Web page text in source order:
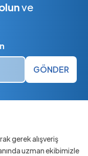
ve
GÖNDER
gerek alışveriş
uzman ekibimizle